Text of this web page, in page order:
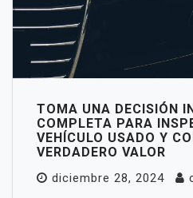
TOMA UNA DECISIÓN
COMPLETA PARA
VEHÍCULO USADO Y
VERDADERO VALOR
diciembre 28, 2024